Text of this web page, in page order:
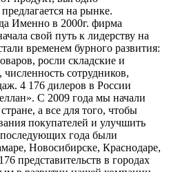
на рынке.
Именно в 2000г. фирма
свой путь к лидерству на
временем бурного развития:
росли складские и
сотрудников,
4 176 дилеров в России
С 2009 года мы начали
а все для того, чтобы
покупателей и улучшить
года были
Новосибирске, Краснодаре,
представительств в городах